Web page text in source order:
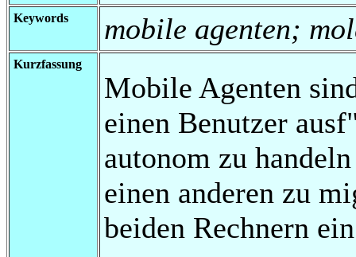
Keywords mobile agenten;
Kurzfassung
Mobile Agenten
einen Benutzer
autonom zu
einen anderen zu
beiden Rechnern